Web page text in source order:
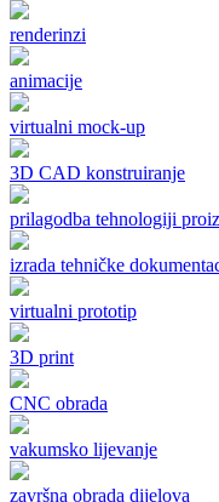
renderinzi
animacije
virtualni mock-up
3D CAD konstruiranje
prilagodba tehnologiji
izrada tehničke
virtualni prototip
3D print
CNC obrada
vakumsko lijevanje
završna obrada dijelova